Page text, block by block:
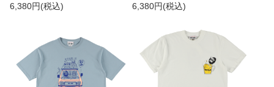
6,380円(税込)
6,380円(税込)